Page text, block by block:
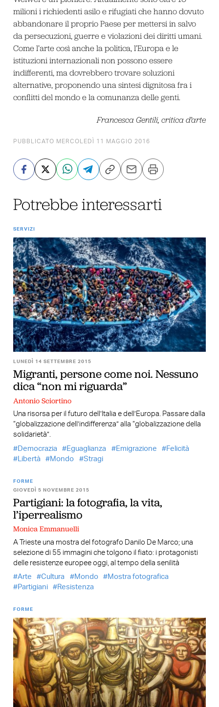
milioni i richiedenti asilo e rifugiati che hanno dovuto
abbandonare il proprio Paese per mettersi in salvo
da persecuzioni, guerre e violazioni dei diritti umani.
Come l’arte così anche la politica, l’Europa e le
istituzioni internazionali non possono essere
indifferenti, ma dovrebbero trovare soluzioni
alternative, proponendo una sintesi dignitosa fra i
conflitti del mondo e la comunanza delle genti.
Francesca Gentili, critica d’arte
PUBBLICATO MERCOLEDÌ 11 MAGGIO 2016
Potrebbe interessarti
SERVIZI
LUNEDÌ 14 SETTEMBRE 2015
Migranti, persone come noi. Nessuno
dica “non mi riguarda”
Antonio Sciortino
Una risorsa per il futuro dell’Italia e dell’Europa. Passare dalla
“globalizzazione dell’indifferenza” alla “globalizzazione della
solidarietà”.
Democrazia
Eguaglianza Emigrazione
Felicità
Libertà
Mondo Stragi
FORME
GIOVEDÌ 5 NOVEMBRE 2015
Partigiani: la fotografia, la vita,
l’iperrealismo
Monica Emmanuelli
A Trieste una mostra del fotografo Danilo De Marco; una
selezione di 55 immagini che tolgono il fiato: i protagonisti
delle resistenze europee oggi, al tempo della senilità
Arte
Cultura Mondo
Mostra fotografica
Partigiani
Resistenza
FORME